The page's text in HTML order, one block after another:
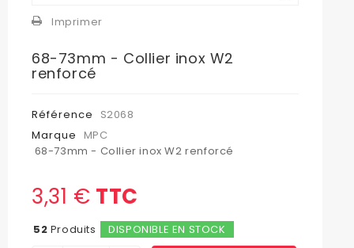
Imprimer
68-73mm - Collier inox W2
renforcé
Référence
S2068
Marque
MPC
68-73mm - Collier inox W2 renforcé
3,31 € TTC
52 Produits DISPONIBLE EN STOCK